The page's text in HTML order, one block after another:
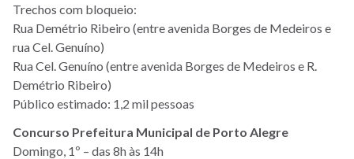
Trechos com bloqueio:
Rua Demétrio Ribeiro (entre avenida Borges de Medeiros e
rua Cel. Genuíno)
Rua Cel. Genuíno (entre avenida Borges de Medeiros e R.
Demétrio Ribeiro)
Público estimado: 1,2 milpessoas
Concurso Prefeitura Municipal de Porto Alegre
Domingo, 1º – das 8h às 14h